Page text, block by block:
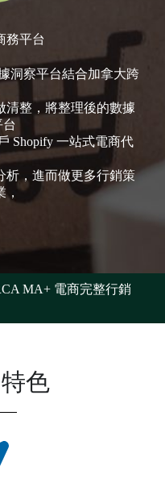
務平台
洞察平台結合加拿大跨
清整，將整理後的數據
Shopify 一站式電商代
析，進而做更多行銷策
，
MA+ 電商完整行銷
色